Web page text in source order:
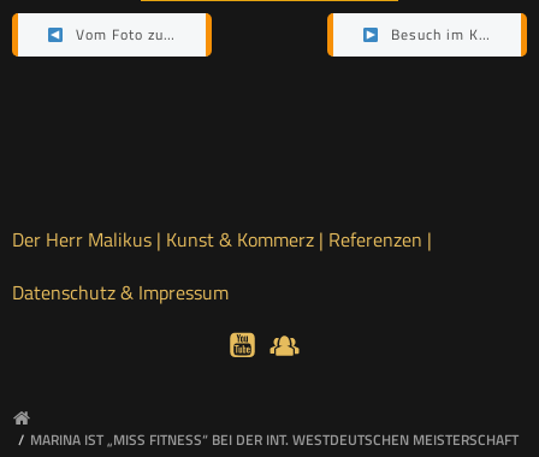
Post Vom Foto zum Film Post Besuch im Königreich Elfia
Der Herr Malikus | Kunst & Kommerz | Referenzen |
Datenschutz & Impressum
MARINA IST „MISS FITNESS“ BEI DER INT. WESTDEUTSCHEN MEISTERSCHAFT